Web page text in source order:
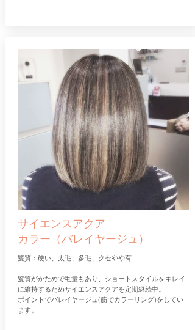
サイエンスアクア
カラー（バレイヤージュ）
髪質：硬い、太毛、多毛、クセやや有
髪質がかためで毛量もあり、ショートスタイルをキレイ
に維持するためサイエンスアクアを定期継続中。
​ポイントでバレイヤージュ(筋でカラーリング)をしてい
ます。